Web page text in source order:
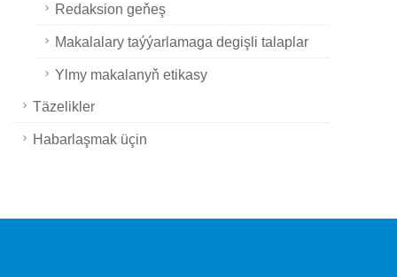
Redaksion geňeş
Makalalary taýýarlamaga degişli talaplar
Ylmy makalanyň etikasy
Täzelikler
Habarlaşmak üçin